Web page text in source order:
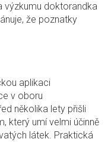
výzkumu doktorandka
že poznatky
aplikaci
v oboru
několika lety přišli
který umí velmi účinně
látek. Praktická